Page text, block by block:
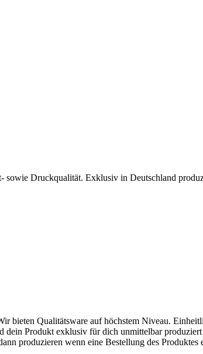
sowie Druckqualität. Exklusiv in Deutschland
bieten Qualitätsware auf höchstem Niveau.
Produkt exklusiv für dich unmittelbar
produzieren wenn eine Bestellung des